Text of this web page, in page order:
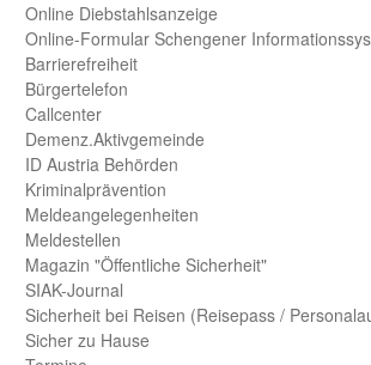
Online Diebstahls­anzeige
Online-Formular Schengener
Barriere­freiheit
Bürger­telefon
Call­center
Demenz.Aktiv­gemeinde
ID Austria Behörden
Kriminal­prävention
Melde­an­ge­le­gen­heiten
Meld­estellen
Magazin "Öffentliche Sicherheit"
SIAK-Journal
Sicherheit bei Reisen (Reise­pass /
Sicher zu Hause